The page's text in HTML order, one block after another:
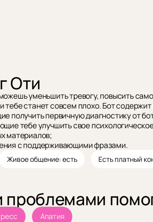
Оти
уменьшить тревогу, повысить
тебе станет совсем плохо. Бот содержит
получить первичную диагностику от
тебе улучшить свое
материалов;
с поддерживающими фразами.
Живое общение: есть Есть платный
проблемами
Апатия